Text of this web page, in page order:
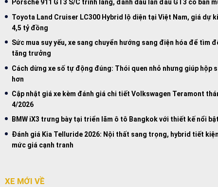
Porsche 911 GT3 S/C trình làng, đánh dấu lần đầu GT3 có bản
Toyota Land Cruiser LC300 Hybrid lộ diện tại Việt Nam, giá dự
4,5 tỷ đồng
Sức mua suy yếu, xe sang chuyển hướng sang điện hóa để tìm
tăng trưởng
Cách dừng xe số tự động đúng: Thói quen nhỏ nhưng giúp hộp
hơn
Cập nhật giá xe kèm đánh giá chi tiết Volkswagen Teramont
4/2026
BMW iX3 trưng bày tại triển lãm ô tô Bangkok với thiết kế nổi
Đánh giá Kia Telluride 2026: Nội thất sang trọng, hybrid tiết
mức giá cạnh tranh
XE MỚI VỀ